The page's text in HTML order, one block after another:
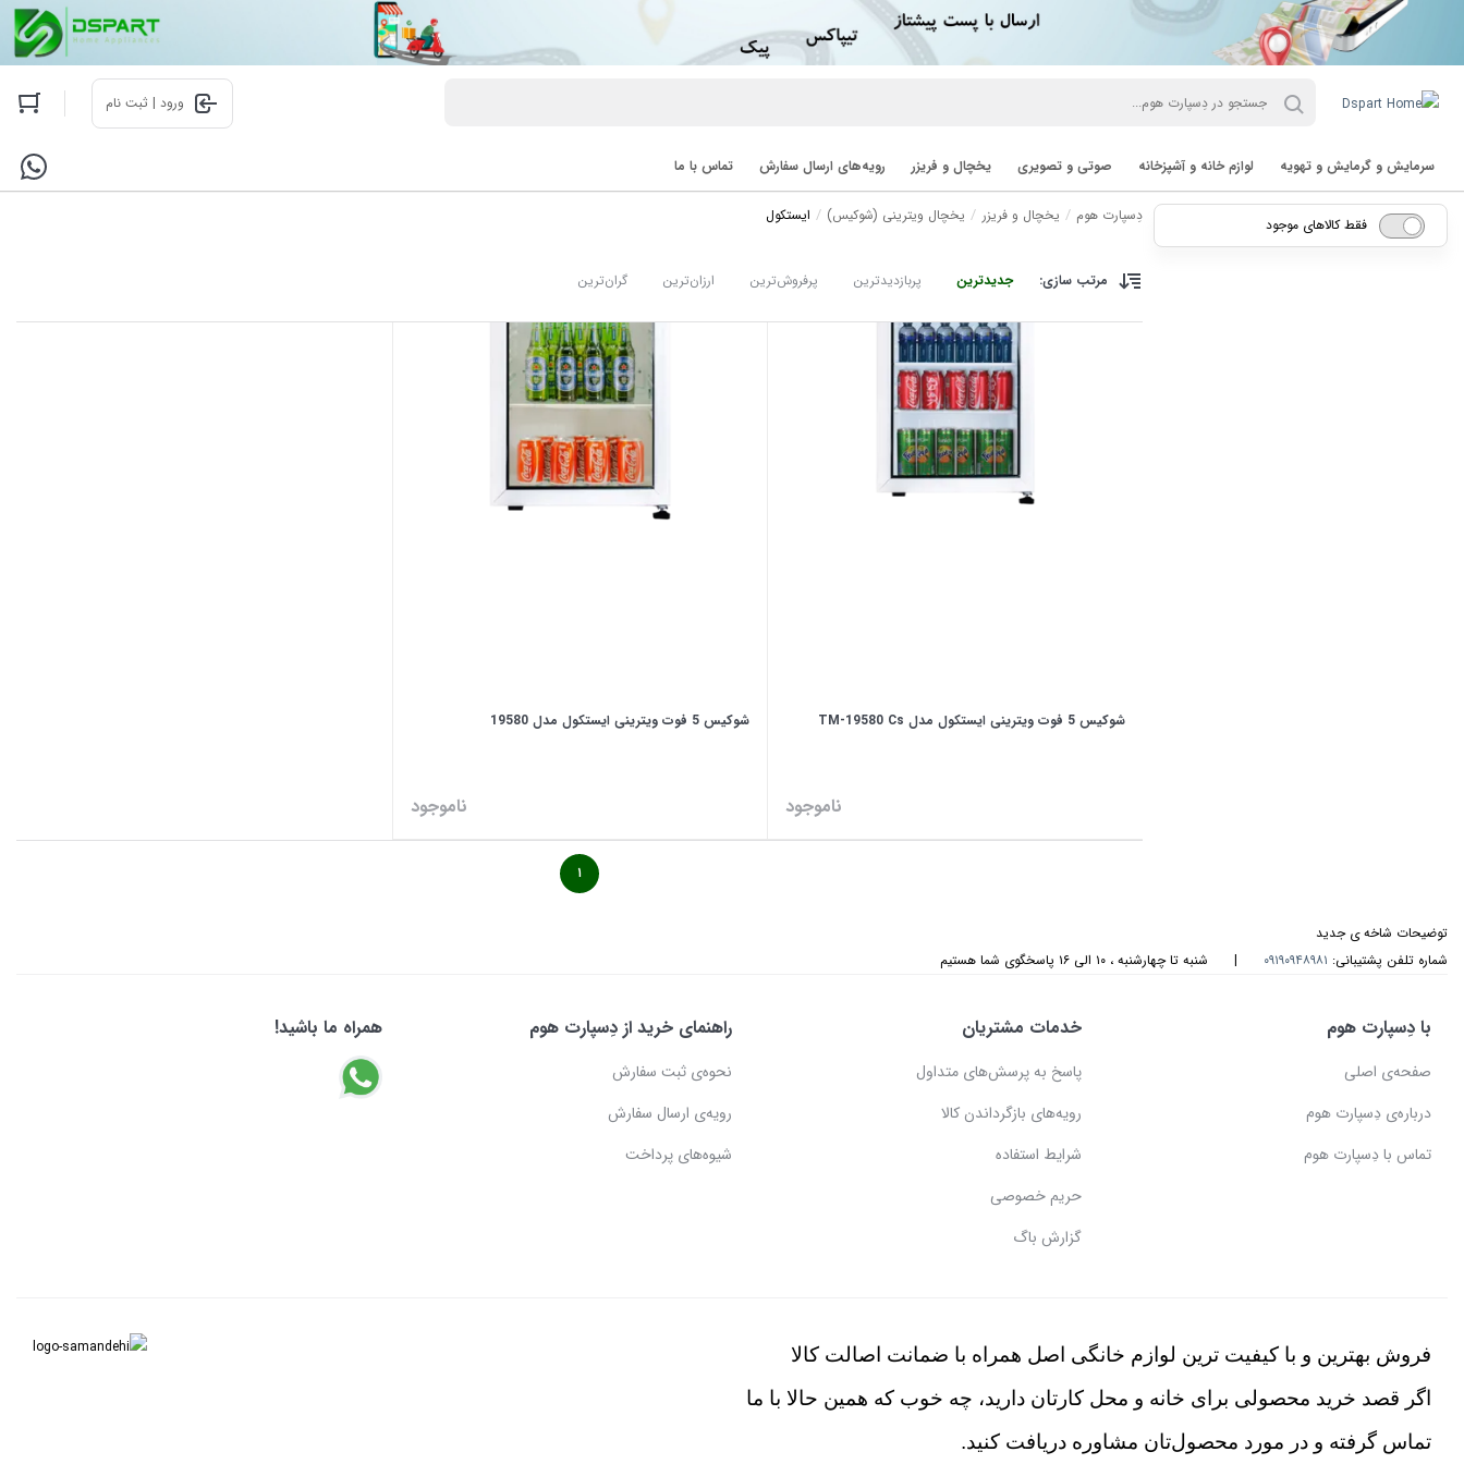
ورود | ثبت نام
سرمایش و گرمایش و تهویه لوازم خانه و آشپزخانه صوتی و تصویری یخچال و فریزر رویه‌های ارسال سفارش تماس با ما
دِسپارت هوم یخچال و فریزر یخچال ویترینی (شوکیس) ایستکول
مرتب سازی: جدیدترین پربازدیدترین پرفروش‌ترین ارزان‌ترین گران‌ترین
شوکیس 5 فوت ویترینی ایستکول مدل TM-19580 Cs
ناموجود
شوکیس 5 فوت ویترینی ایستکول مدل 19580
ناموجود
۱
فقط کالاهای موجود
توضیحات شاخه ی جدید
شماره تلفن پشتیبانی: ۰۹۱۹۰۹۴۸۹۸۱ | شنبه تا چهارشنبه ، ۱۰ الی ۱۶ پاسخگوی شما هستیم
با دِسپارت هوم
صفحه‌ی اصلی
درباره‌ی دِسپارت هوم
تماس با دِسپارت هوم
خدمات مشتریان
پاسخ به پرسش‌های متداول
رویه‌های بازگرداندن کالا
شرایط استفاده
حریم خصوصی
گزارش باگ
راهنمای خرید از دِسپارت هوم
نحوه‌ی ثبت سفارش
رویه‌ی ارسال سفارش
شیوه‌های پرداخت
همراه ما باشید!
فروش بهترین و با کیفیت ترین لوازم خانگی اصل همراه با ضمانت اصالت کالا
اگر قصد خرید محصولی برای خانه و محل کارتان دارید، چه خوب که همین حالا با ما
تماس گرفته و در مورد محصول‌تان مشاوره دریافت کنید.